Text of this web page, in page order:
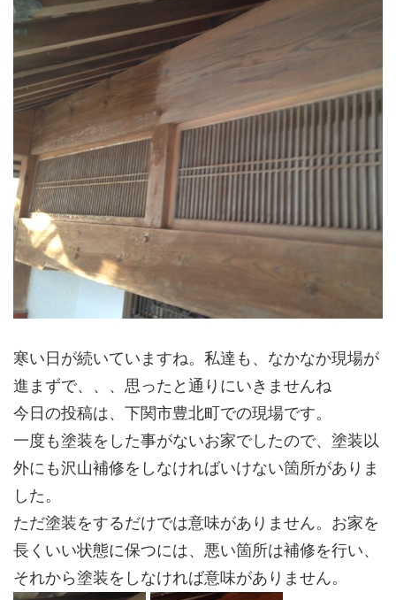
寒い日が続いていますね。私達も、なかなか現場が
進まずで、、、思ったと通りにいきませんね
今日の投稿は、下関市豊北町での現場です。
一度も塗装をした事がないお家でしたので、塗装以
外にも沢山補修をしなければいけない箇所がありま
した。
ただ塗装をするだけでは意味がありません。お家を
長くいい状態に保つには、悪い箇所は補修を行い、
それから塗装をしなければ意味がありません。